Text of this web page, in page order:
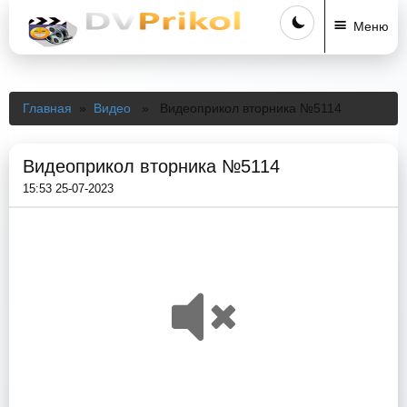
Меню
Главная » Видео » Видеоприкол вторника №5114
Видеоприкол вторника №5114
15:53 25-07-2023